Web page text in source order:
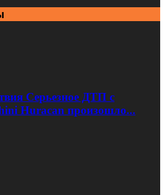
Серьезное ДТП с
Huracan произошло...